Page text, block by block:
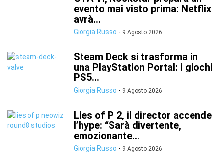
evento mai visto prima: Netflix
avrà...
Giorgia Russo - 9 Agosto 2026
Steam Deck si trasforma in
una PlayStation Portal: i giochi
PS5...
Giorgia Russo - 9 Agosto 2026
Lies of P 2, il director accende
l’hype: “Sarà divertente,
emozionante...
Giorgia Russo - 9 Agosto 2026